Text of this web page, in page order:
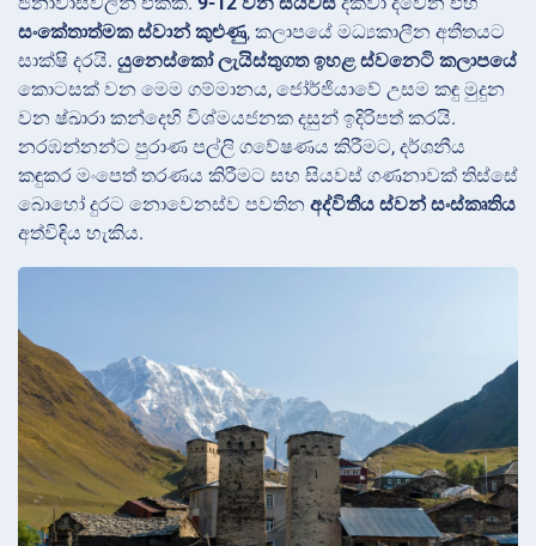
සංකේතාත්මක ස්වාන් කුළුණු, කලාපයේ මධ්‍යකාලීන අතීතයට
සාක්ෂි දරයි. යුනෙස්කෝ ලැයිස්තුගත ඉහළ ස්වනෙටි කලාපයේ
කොටසක් වන මෙම ගම්මානය, ජෝර්ජියාවේ උසම කඳු මුදුන
වන ෂ්ඛාරා කන්දෙහි විශ්මයජනක දසුන් ඉදිරිපත් කරයි.
නරඹන්නන්ට පුරාණ පල්ලි ගවේෂණය කිරීමට, දර්ශනීය
කඳුකර මංපෙත් තරණය කිරීමට සහ සියවස් ගණනාවක් තිස්සේ
බොහෝ දුරට නොවෙනස්ව පවතින අද්විතීය ස්වන් සංස්කෘතිය
අත්විඳිය හැකිය.